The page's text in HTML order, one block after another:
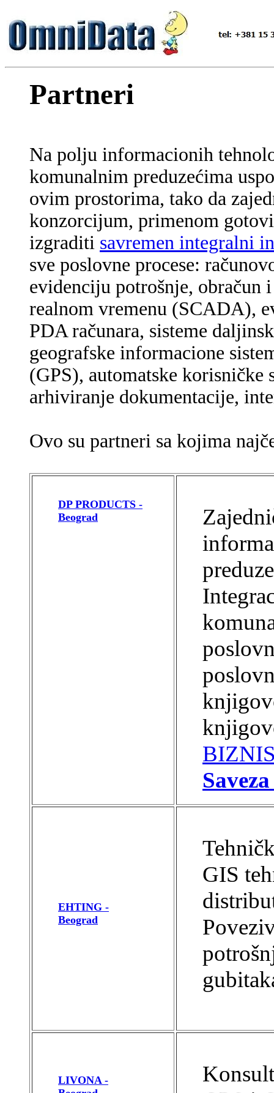
Partneri
Na polju informacionih
komunalnim preduzećima
ovim prostorima, tako da
konzorcijum, primenom
izgraditi savremen integralni
sve poslovne procese:
evidenciju potrošnje, obračun
realnom vremenu (SCADA),
PDA računara, sisteme
geografske informacione
(GPS), automatske
arhiviranje dokumentacije,
Ovo su partneri sa kojima
DP PRODUCTS -
Beograd
EHTING -
Beograd
GIS
LIVONA -